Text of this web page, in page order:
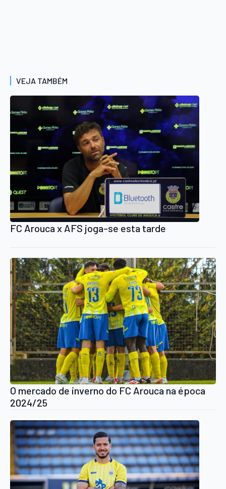
VEJA TAMBÉM
FC Arouca x AFS joga-se esta tarde
O mercado de inverno do FC Arouca na época
2024/25